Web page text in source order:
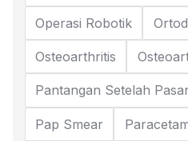
Operasi Robotik
Osteoarthritis
Pantangan Setelah
Pap Smear